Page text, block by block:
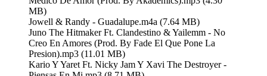
MB)
Jowell & Randy - Guadalupe.m4a (7.64 MB)
Juno The Hitmaker Ft. Clandestino & Yailemm - No
Creo En Amores (Prod. By Fade El Que Pone La
Presion).mp3 (11.01 MB)
Kario Y Yaret Ft. Nicky Jam Y Xavi The Destroyer -